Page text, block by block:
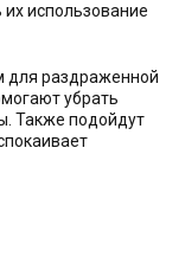
использование
для раздраженной
убрать
Также подойдут